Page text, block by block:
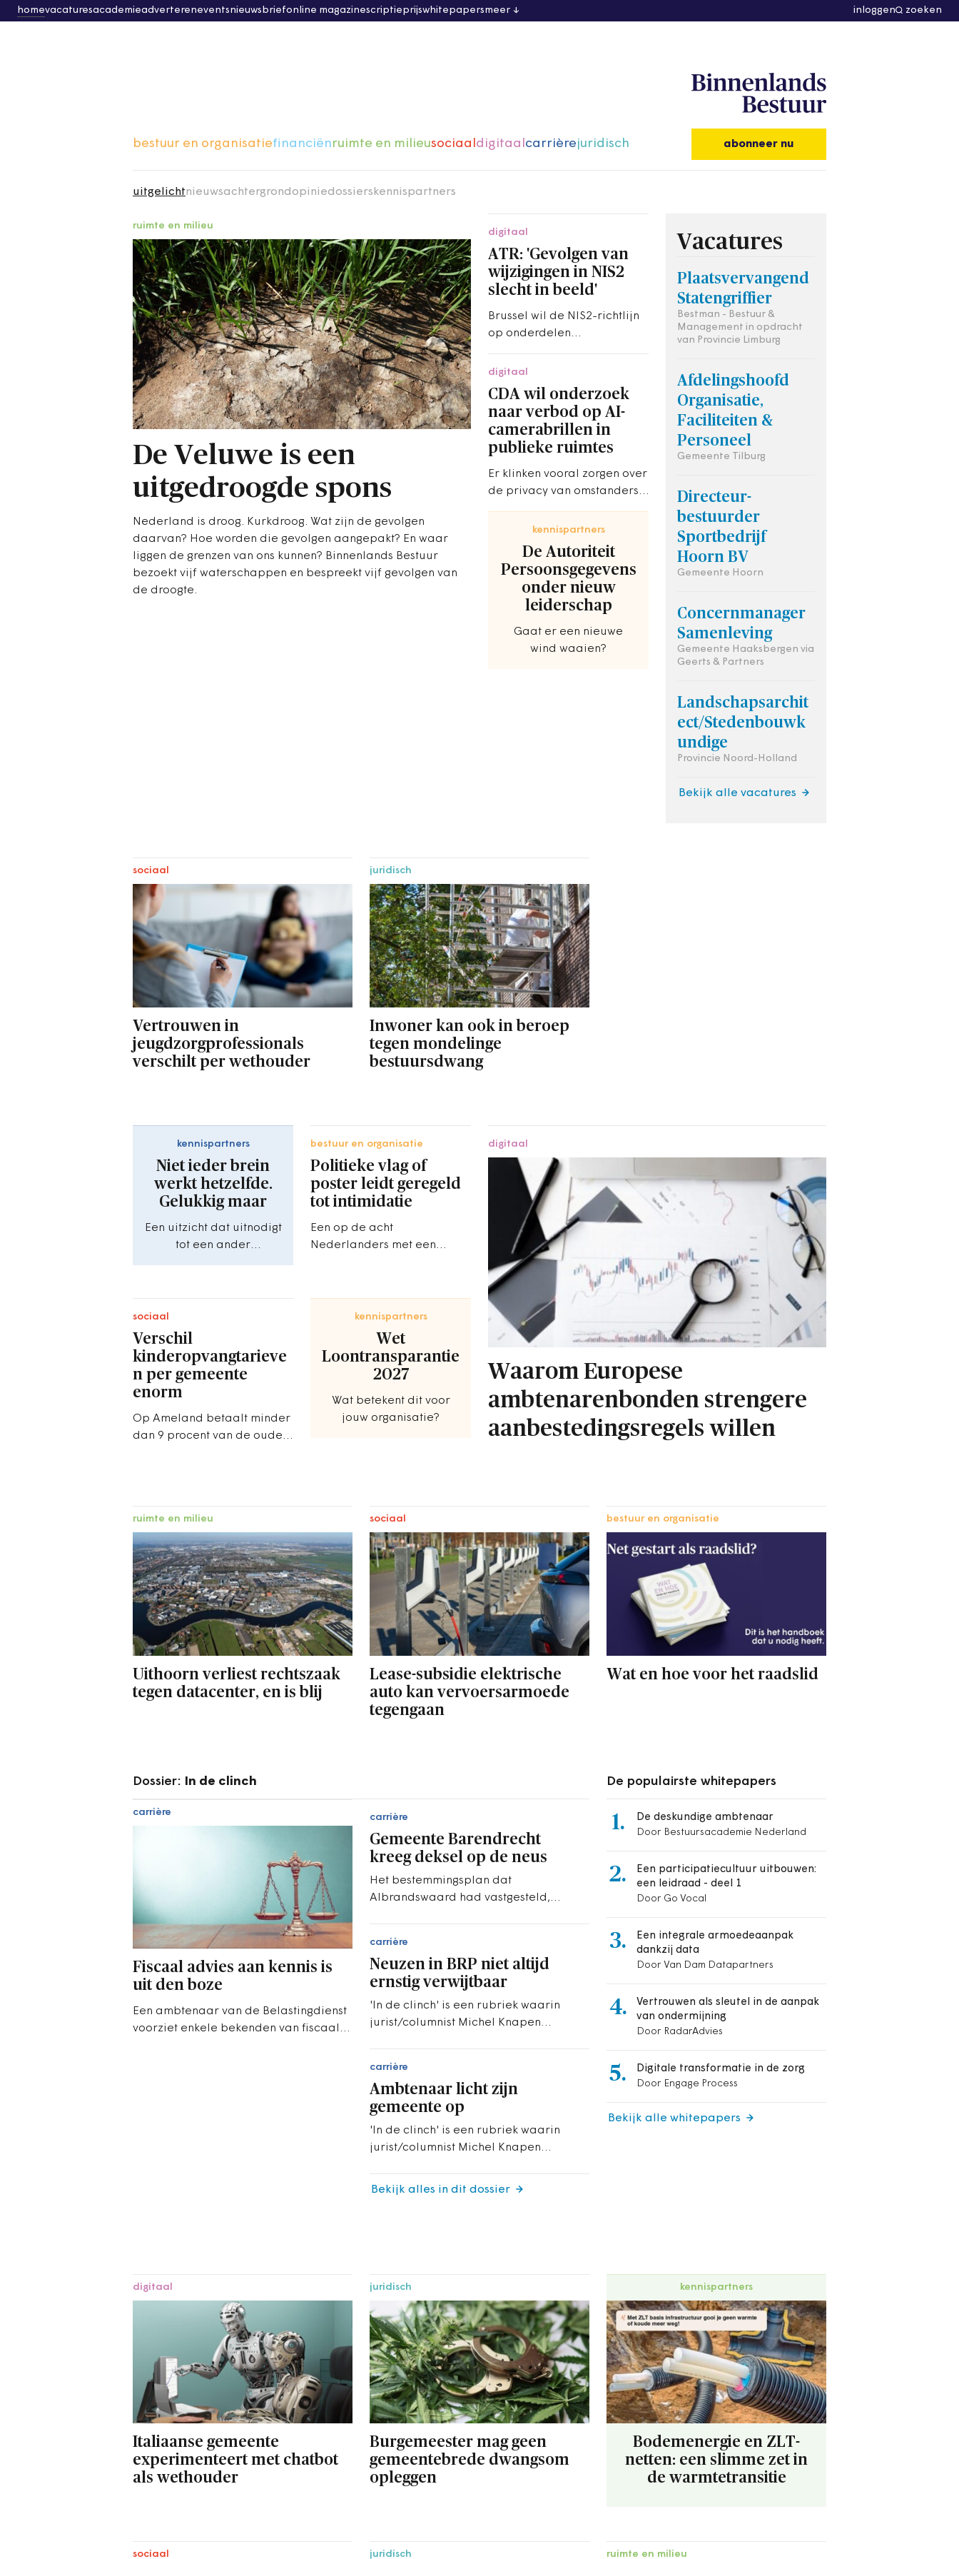
homevacaturesacademieadvertereneventsnieuwsbriefonline magazinescriptieprijswhitepapersmeer inloggen zoeken
bestuur en organisatiefinanciënruimte en milieusociaaldigitaalcarrièrejuridisch abonneer nu
uitgelichtnieuwsachtergrond opiniedossiers kennispartners
ruimte en milieu
De Veluwe is een
uitgedroogde spons
Nederland is droog. Kurkdroog. Wat zijn de gevolgen
daarvan? Hoe worden die gevolgen aangepakt? En waar
liggen de grenzen van ons kunnen? Binnenlands Bestuur
bezoekt vijf waterschappen en bespreekt vijf gevolgen van
de droogte.
digitaal
ATR: 'Gevolgen van
wijzigingen in NIS2
slecht in beeld'
Brussel wil de NIS2-richtlijn
op onderdelen
verduidelijken. Tegelijkertijd
wordt het toepassingsbereik
uitgebreid.
digitaal
CDA wil onderzoek
naar verbod op AI-
camerabrillen in
publieke ruimtes
Er klinken vooral zorgen over
de privacy van omstanders,
vrijheid om in de openbare
ruimte te bewegen.
kennispartners
De Autoriteit
Persoonsgegevens
onder nieuw
leiderschap
Gaat er een nieuwe
wind waaien?
Vacatures
Plaatsvervangend
Statengriffier
Bestman - Bestuur &
Management in opdracht
van Provincie Limburg
Afdelingshoofd
Organisatie,
Faciliteiten &
Personeel
Gemeente Tilburg
Directeur-
bestuurder
Sportbedrijf
Hoorn BV
Gemeente Hoorn
Concernmanager
Samenleving
Gemeente Haaksbergen via
Geerts & Partners
Landschapsarchit
ect/Stedenbouwk
undige
Provincie Noord-Holland
Bekijk alle vacatures
sociaal
Vertrouwen in
jeugdzorgprofessionals
verschilt per wethouder
juridisch
Inwoner kan ook in beroep
tegen mondelinge
bestuursdwang
kennispartners
Niet ieder brein
werkt hetzelfde.
Gelukkig maar
Een uitzicht dat uitnodigt
tot een ander
bestuur en organisatie
Politieke vlag of
poster leidt geregeld
tot intimidatie
Een op de acht
Nederlanders met een
kwart haalt die daarna uit
angst weg.
sociaal
Verschil
kinderopvangtarieve
n per gemeente
enorm
Op Ameland betaalt minder
dan 9 procent van de ouders
kennispartners
Wet
Loontransparantie
2027
Wat betekent dit voor
jouw organisatie?
digitaal
Waarom Europese
ambtenarenbonden strengere
aanbestedingsregels willen
ruimte en milieu
Uithoorn verliest rechtszaak
tegen datacenter, en is blij
sociaal
Lease-subsidie elektrische
auto kan vervoersarmoede
tegengaan
bestuur en organisatie
Wat en hoe voor het raadslid
Dossier: In de clinch
carrière
Fiscaal advies aan kennis is
uit den boze
Een ambtenaar van de Belastingdienst
voorziet enkele bekenden van fiscaal
carrière
Gemeente Barendrecht
kreeg deksel op de neus
Het bestemmingsplan dat
Albrandswaard had vastgesteld,
State.
carrière
Neuzen in BRP niet altijd
ernstig verwijtbaar
'In de clinch' is een rubriek waarin
jurist/columnist Michel Knapen
carrière
Ambtenaar licht zijn
gemeente op
'In de clinch' is een rubriek waarin
jurist/columnist Michel Knapen
Bekijk alles in dit dossier
De populairste whitepapers
1.
De deskundige ambtenaar
Door Bestuursacademie Nederland
2.
Een participatiecultuur uitbouwen:
een leidraad - deel 1
Door Go Vocal
3.
Een integrale armoedeaanpak
dankzij data
Door Van Dam Datapartners
4.
Vertrouwen als sleutel in de aanpak
van ondermijning
Door RadarAdvies
5.
Digitale transformatie in de zorg
Door Engage Process
Bekijk alle whitepapers
digitaal
Italiaanse gemeente
experimenteert met chatbot
als wethouder
juridisch
Burgemeester mag geen
gemeentebrede dwangsom
opleggen
kennispartners
Bodemenergie en ZLT-
netten: een slimme zet in
de warmtetransitie
sociaal juridisch ruimte en milieu